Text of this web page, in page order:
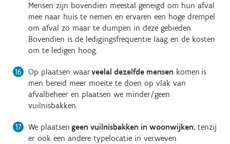
Mensen zijn bovendien meestal geneigd om hun afval
mee naar huis te nemen en ervaren een hoge drempel
om afval zo maar te dumpen in deze gebieden.
Bovendien is de ledigingsfrequentie laag en de kosten
om te ledigen hoog.
Op plaatsen waarveelal dezelfde mensen komen is
men bereid meer moeite te doen op vlak van
afvalbeheer en plaatsen we minder/geen
vuilnisbakken.
We plaatsen geen vuilnisbakken in woonwijken; tenzij
er ook een andere typelocatie in verweven